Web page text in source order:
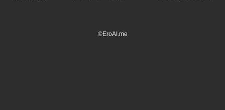
©EroAI.me